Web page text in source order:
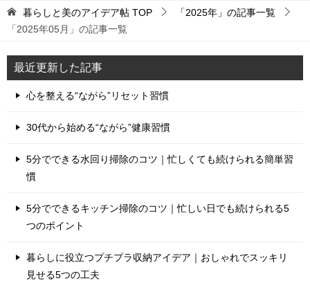
暮らしと美のアイデア帖 TOP
「2025年」の記事一覧
「2025年05月」の記事一覧
最近更新した記事
心を整える“ながら”リセット習慣
30代から始める“ながら”健康習慣
5分でできる水回り掃除のコツ｜忙しくても続けられる簡単習
慣
5分でできるキッチン掃除のコツ｜忙しい日でも続けられる5
つのポイント
暮らしに役立つプチプラ収納アイデア｜おしゃれでスッキリ
見せる5つの工夫